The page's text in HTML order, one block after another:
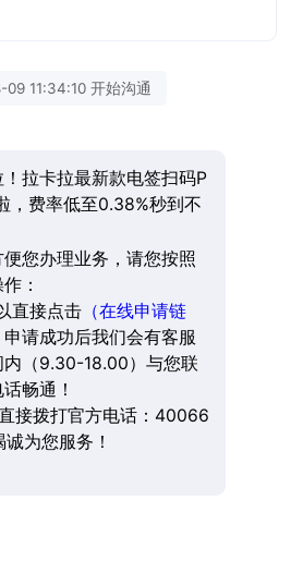
09 11:34:10 开始沟通
拉卡拉最新款电签扫码P
，费率低至0.38%秒到不
您办理业务，请您按照
：
直接点击（在线申请链
请成功后我们会有客服
内（9.30-18.00）与您联
畅通！
接拨打官方电话：40066
为您服务！